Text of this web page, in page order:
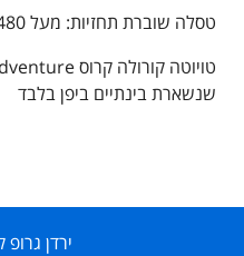
טסלה שוברת תחזיות: מעל 480 אלף רכבים נמסרו ברבעון
שנשארת בינתיים ביפן בלבד
ירדן